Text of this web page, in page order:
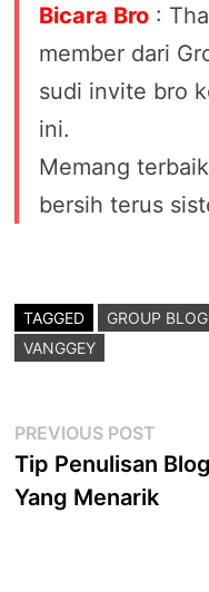
Bicara Bro :
member dari
sudi invite bro
ini.
Memang
bersih terus
TAGGED GROUP
VANGGEY
Post
navigation
PREVIOUS POST
post:
Tip Penulisan Blog
Yang Menarik